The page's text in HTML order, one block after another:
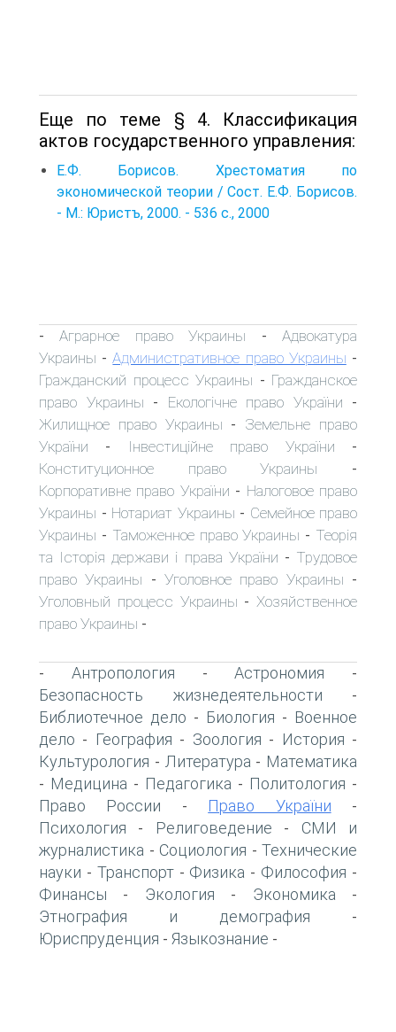
Еще по теме § 4. Классификация
актов государственного управления:
Е.Ф. Борисов. Хрестоматия по
экономической теории / Сост. Е.Ф. Борисов.
- М.: Юристъ, 2000. - 536 с., 2000
-Аграрное право Украины -Адвокатура
Украины -Административное право Украины -
Гражданский процесс Украины - Гражданское
право Украины - Екологічне право України -
Жилищное право Украины - Земельне право
України - Інвестиційне право України -
Конституционное право Украины -
Корпоративне право України - Налоговое право
Украины - Нотариат Украины - Семейное право
Украины - Таможенное право Украины - Теорія
та Історія держави і права України - Трудовое
право Украины -Уголовное право Украины -
Уголовный процесс Украины - Хозяйственное
право Украины -
- Антропология -Астрономия -
Безопасность жизнедеятельности -
Библиотечное дело - Биология - Военное
дело - География - Зоология - История -
Культурология - Литература - Математика
- Медицина - Педагогика - Политология -
Право России - Право України -
Психология - Религоведение - СМИ и
журналистика - Социология - Технические
науки - Транспорт- Физика - Философия -
Финансы - Экология - Экономика -
Этнография и демография -
Юриспруденция - Языкознание -